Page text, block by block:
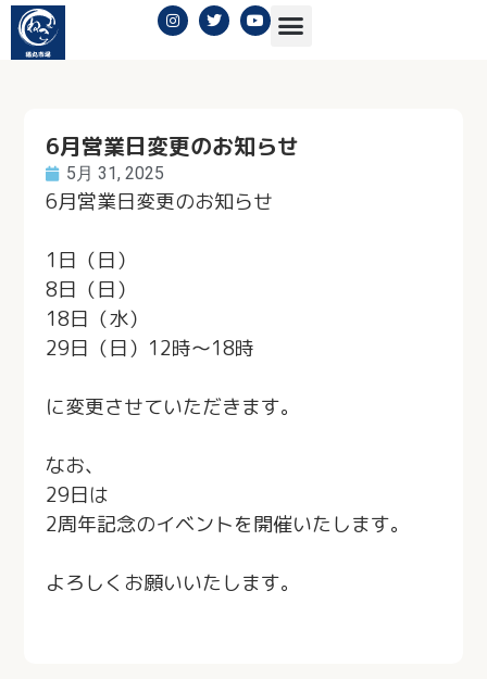
6月営業日変更のお知らせ
5月 31, 2025
6月営業日変更のお知らせ
1日（日）
8日（日）
18日（水）
29日（日）12時〜18時
に変更させていただきます。
なお、
29日は
2周年記念のイベントを開催いたします。
よろしくお願いいたします。